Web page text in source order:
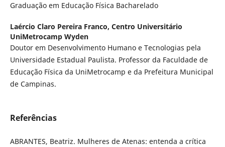
Graduação em Educação Física Bacharelado
Laércio Claro Pereira Franco, Centro Universitário
UniMetrocamp Wyden
Doutor em Desenvolvimento Humano e Tecnologias pela
Universidade Estadual Paulista. Professor da Faculdade de
Educação Física da UniMetrocamp e da Prefeitura Municipal
de Campinas.
Referências
ABRANTES, Beatriz. Mulheres de Atenas: entenda a crítica